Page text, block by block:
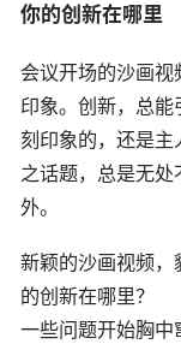
你的创新在哪里
会议开场的沙画
印象。创新，总
刻印象的，还是
之话题，总是无
外。
新颖的沙画视频
的创新在哪里？
一些问题开始胸中